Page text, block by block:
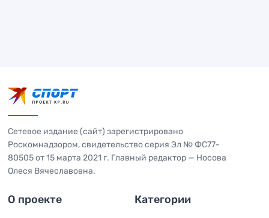
Сетевое издание (сайт) зарегистрировано
Роскомнадзором, свидетельство серия Эл № ФС77-
80505 от 15 марта 2021 г. Главный редактор — Носова
Олеся Вячеславовна.
О проекте Категории